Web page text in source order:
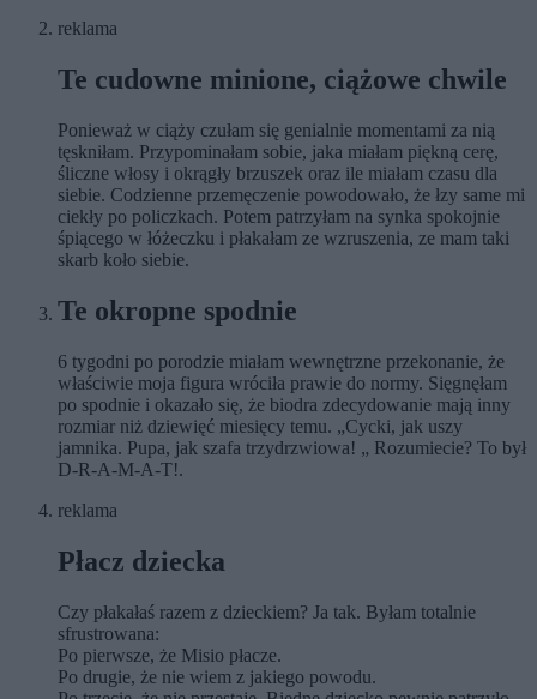
reklama
Te cudowne minione, ciążowe chwile
Ponieważ w ciąży czułam się genialnie momentami za nią
tęskniłam. Przypominałam sobie, jaka miałam piękną cerę,
śliczne włosy i okrągły brzuszek oraz ile miałam czasu dla
siebie. Codzienne przemęczenie powodowało, że łzy same mi
ciekły po policzkach. Potem patrzyłam na synka spokojnie
śpiącego w łóżeczku i płakałam ze wzruszenia, ze mam taki
skarb koło siebie.
Te okropne spodnie
6 tygodni po porodzie miałam wewnętrzne przekonanie, że
właściwie moja figura wróciła prawie do normy. Sięgnęłam
po spodnie i okazało się, że biodra zdecydowanie mają inny
rozmiar niż dziewięć miesięcy temu. „Cycki, jak uszy
jamnika. Pupa, jak szafa trzydrzwiowa! „ Rozumiecie? To był
D-R-A-M-A-T!.
reklama
Płacz dziecka
Czy płakałaś razem z dzieckiem? Ja tak. Byłam totalnie
sfrustrowana:
Po pierwsze, że Misio płacze.
Po drugie, że nie wiem z jakiego powodu.